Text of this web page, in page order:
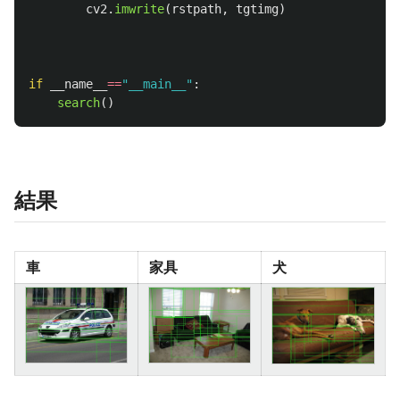
cv2 . imwrite( rstpath, tgtimg)
if __name__ ==" __main__ " :
search()
結果
車 家具 犬